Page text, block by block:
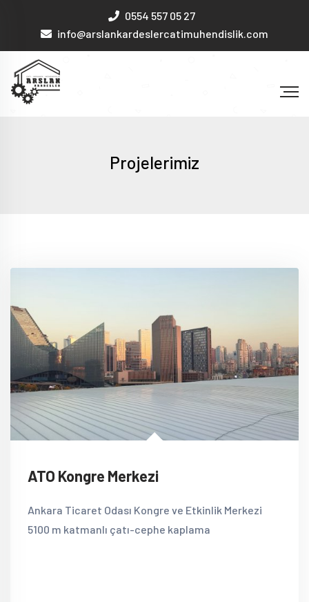
0554 557 05 27
info@arslankardeslercatimuhendislik.com
Projelerimiz
ATO Kongre Merkezi
Ankara Ticaret Odası Kongre ve Etkinlik Merkezi
5100 m katmanlı çatı-cephe kaplama